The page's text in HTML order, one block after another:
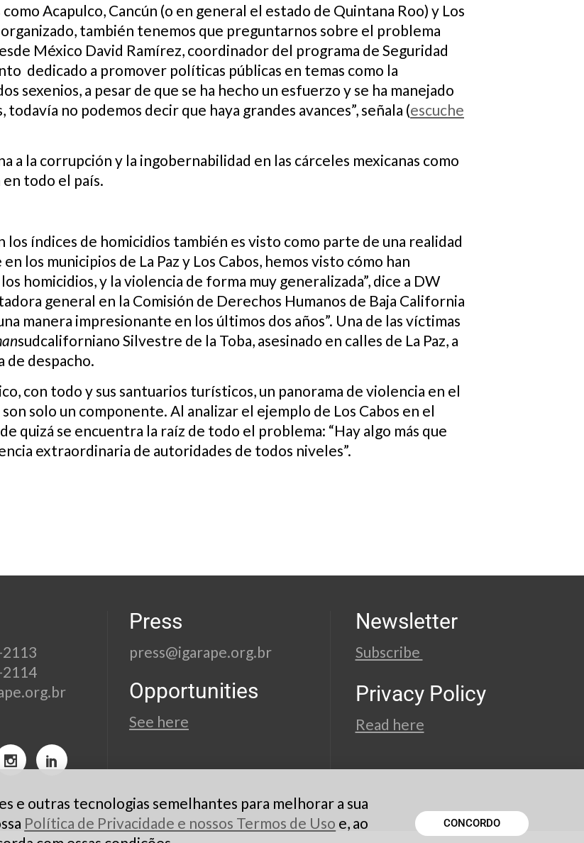
Acapulco, Cancún (o en general el estado de Quintana Roo) y Los
también tenemos que preguntarnos sobre el problema
México David Ramírez, coordinador del programa de Seguridad
dedicado a promover políticas públicas en temas como la
sexenios, a pesar de que se ha hecho un esfuerzo y se ha manejado
no podemos decir que haya grandes avances”, señala (escuche
a la corrupción y la ingobernabilidad en las cárceles mexicanas como
todo el país.
los índices de homicidios también es visto como parte de una realidad
los municipios de La Paz y Los Cabos, hemos visto cómo han
homicidios, y la violencia de forma muy generalizada”, dice a DW
general en la Comisión de Derechos Humanos de Baja California
manera impresionante en los últimos dos años”. Una de las víctimas
sudcaliforniano Silvestre de la Toba, asesinado en calles de La Paz, a
de despacho.
con todo y sus santuarios turísticos, un panorama de violencia en el
solo un componente. Al analizar el ejemplo de Los Cabos en el
quizá se encuentra la raíz de todo el problema: “Hay algo más que
extraordinaria de autoridades de todos niveles”.
2113
2114
Press
press@igarape.org.br
Opportunities
See here
Newsletter
Subscribe
Privacy Policy
Read here
e outras tecnologias semelhantes para melhorar a sua
Política de Privacidade e nossos Termos de Uso e, ao
CONCORDO